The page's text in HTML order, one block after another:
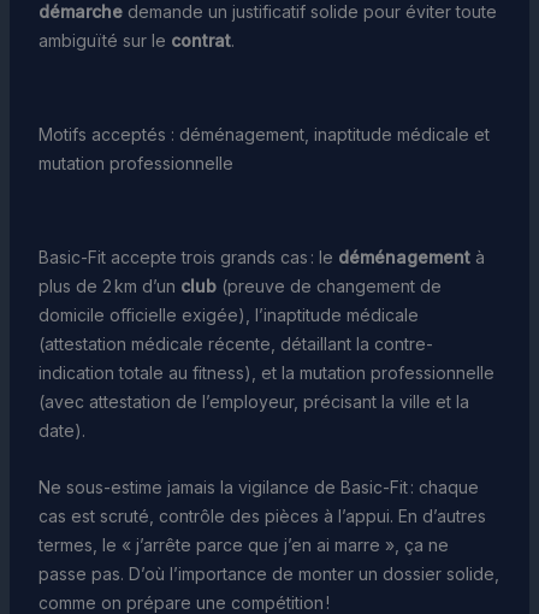
démarchedemande un justificatif solide pour éviter toute
ambiguïté sur le contrat.
Motifs acceptés : déménagement, inaptitude médicale et
mutation professionnelle
Basic-Fit accepte trois grands cas : le déménagementà
plus de 2 km d’un club(preuve de changement de
domicile officielle exigée), l’inaptitude médicale
(attestation médicale récente, détaillant la contre-
indication totale au fitness), et la mutation professionnelle
(avec attestation de l’employeur, précisant la ville et la
date).
Ne sous-estime jamais la vigilance de Basic-Fit : chaque
cas est scruté, contrôle des pièces à l’appui. En d’autres
termes, le « j’arrête parce que j’en ai marre », ça ne
passe pas. D’où l’importance de monter un dossier solide,
comme on prépare une compétition !